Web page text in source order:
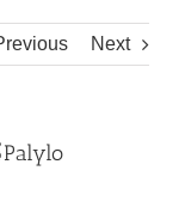
Next